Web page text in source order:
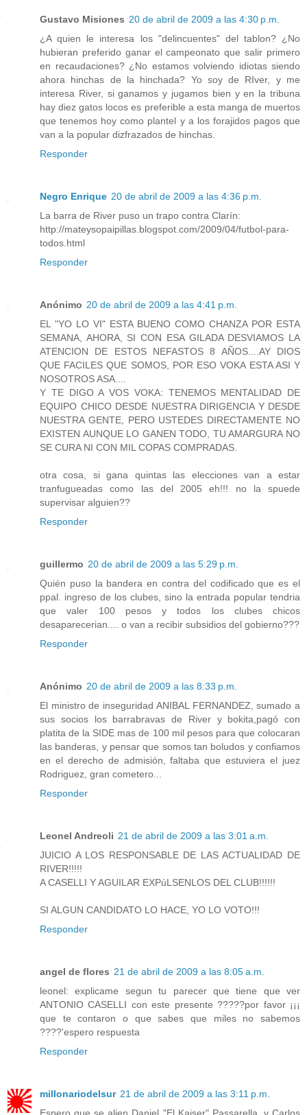
Gustavo Misiones 20 de abril de 2009 a las 4:30 p.m.
¿A quien le interesa los "delincuentes" del tablon? ¿No
hubieran preferido ganar el campeonato que salir primero
en recaudaciones? ¿No estamos volviendo idiotas siendo
ahora hinchas de la hinchada? Yo soy de RIver, y me
interesa River, si ganamos y jugamos bien y en la tribuna
hay diez gatos locos es preferible a esta manga de muertos
que tenemos hoy como plantel y a los forajidos pagos que
van a la popular dizfrazados de hinchas.
Responder
Negro Enrique 20 de abril de 2009 a las 4:36 p.m.
La barra de River puso un trapo contra Clarín:
http://mateysopaipillas.blogspot.com/2009/04/futbol-para-
todos.html
Responder
Anónimo 20 de abril de 2009 a las 4:41 p.m.
EL "YO LO VI" ESTA BUENO COMO CHANZA POR ESTA
SEMANA, AHORA, SI CON ESA GILADA DESVIAMOS LA
ATENCION DE ESTOS NEFASTOS 8 AÑOS....AY DIOS
QUE FACILES QUE SOMOS, POR ESO VOKA ESTA ASI Y
NOSOTROS ASA....
Y TE DIGO A VOS VOKA: TENEMOS MENTALIDAD DE
EQUIPO CHICO DESDE NUESTRA DIRIGENCIA Y DESDE
NUESTRA GENTE, PERO USTEDES DIRECTAMENTE NO
EXISTEN AUNQUE LO GANEN TODO, TU AMARGURA NO
SE CURA NI CON MIL COPAS COMPRADAS.
otra cosa, si gana quintas las elecciones van a estar
tranfugueadas como las del 2005 eh!!! no la spuede
supervisar alguien??
Responder
guillermo 20 de abril de 2009 a las 5:29 p.m.
Quién puso la bandera en contra del codificado que es el
ppal. ingreso de los clubes, sino la entrada popular tendria
que valer 100 pesos y todos los clubes chicos
desaparecerian.... o van a recibir subsidios del gobierno???
Responder
Anónimo 20 de abril de 2009 a las 8:33 p.m.
El ministro de inseguridad ANIBAL FERNANDEZ, sumado a
sus socios los barrabravas de River y bokita,pagó con
platita de la SIDE mas de 100 mil pesos para que colocaran
las banderas, y pensar que somos tan boludos y confiamos
en el derecho de admisión, faltaba que estuviera el juez
Rodriguez, gran cometero...
Responder
Leonel Andreoli 21 de abril de 2009 a las 3:01 a.m.
JUICIO A LOS RESPONSABLE DE LAS ACTUALIDAD DE
RIVER!!!!!
A CASELLI Y AGUILAR EXPúLSENLOS DEL CLUB!!!!!!
SI ALGUN CANDIDATO LO HACE, YO LO VOTO!!!
Responder
angel de flores 21 de abril de 2009 a las 8:05 a.m.
leonel: explicame segun tu parecer que tiene que ver
ANTONIO CASELLI con este presente ?????por favor ¡¡¡
que te contaron o que sabes que miles no sabemos
????'espero respuesta
Responder
millonariodelsur 21 de abril de 2009 a las 3:11 p.m.
Espero que se alien Daniel "El Kaiser" Passarella, y Carlos